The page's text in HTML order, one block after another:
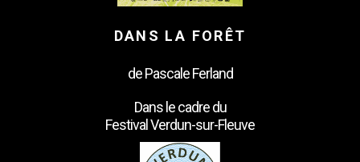
DANS LA FORÊT
de Pascale Ferland
Dans le cadre du
Festival Verdun-sur-Fleuve